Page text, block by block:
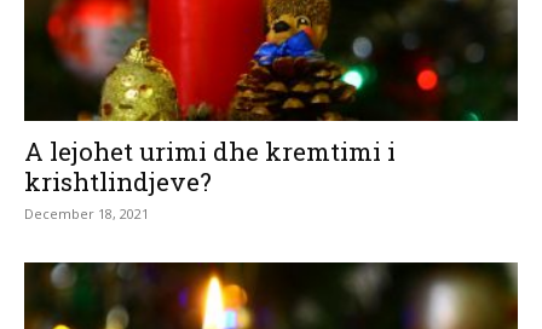
A lejohet urimi dhe kremtimi i
krishtlindjeve?
December 18, 2021